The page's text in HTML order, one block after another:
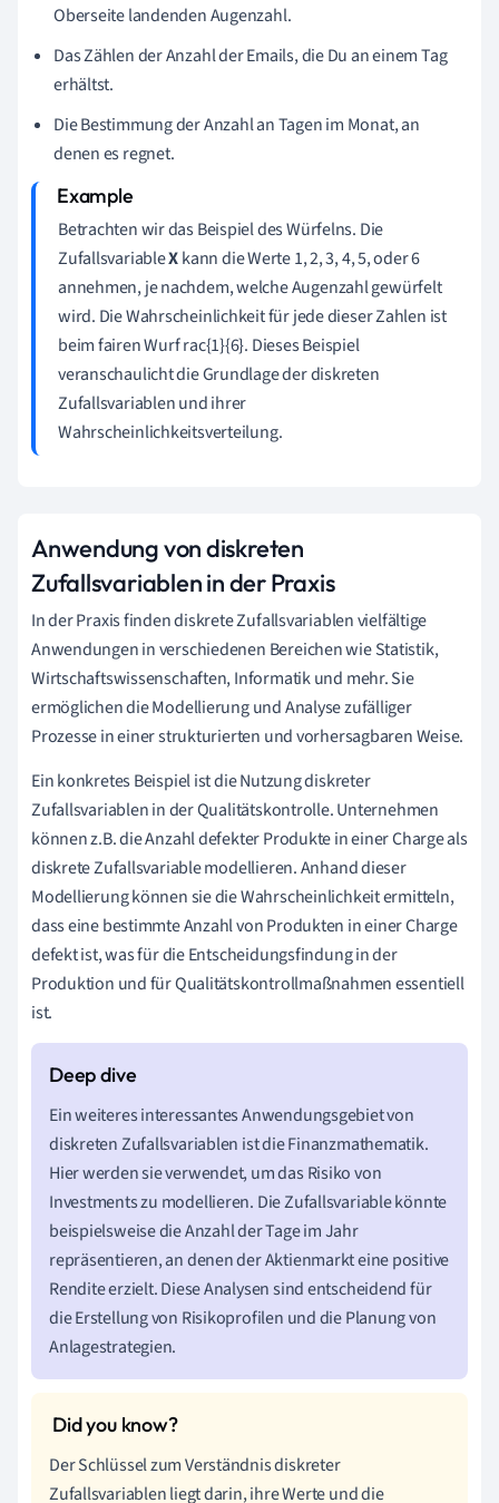
Oberseite landenden Augenzahl.
Das Zählen der Anzahl der Emails, die Du an einem Tag
erhältst.
Die Bestimmung der Anzahl an Tagen im Monat, an
denen es regnet.
Betrachten wir das Beispiel des Würfelns. Die
ZufallsvariableXkann die Werte 1, 2, 3, 4, 5, oder 6
annehmen, je nachdem, welche Augenzahl gewürfelt
wird. Die Wahrscheinlichkeit für jede dieser Zahlen ist
beim fairen Wurf rac{1}{6}. Dieses Beispiel
veranschaulicht die Grundlage der diskreten
Zufallsvariablen und ihrer
Wahrscheinlichkeitsverteilung.
Anwendung von diskreten
Zufallsvariablen in der Praxis
In der Praxis finden diskrete Zufallsvariablen vielfältige
Anwendungen in verschiedenen Bereichen wie Statistik,
Wirtschaftswissenschaften, Informatik und mehr. Sie
ermöglichen die Modellierung und Analyse zufälliger
Prozesse in einer strukturierten und vorhersagbaren Weise.
Ein konkretes Beispiel ist die Nutzung diskreter
Zufallsvariablen in der Qualitätskontrolle. Unternehmen
können z.B. die Anzahl defekter Produkte in einer Charge als
diskrete Zufallsvariable modellieren. Anhand dieser
Modellierung können sie die Wahrscheinlichkeit ermitteln,
dass eine bestimmte Anzahl von Produkten in einer Charge
defekt ist, was für die Entscheidungsfindung in der
Produktion und für Qualitätskontrollmaßnahmen essentiell
ist.
Ein weiteres interessantes Anwendungsgebiet von
diskreten Zufallsvariablen ist die Finanzmathematik.
Hier werden sie verwendet, um das Risiko von
Investments zu modellieren. Die Zufallsvariable könnte
beispielsweise die Anzahl der Tage im Jahr
repräsentieren, an denen der Aktienmarkt eine positive
Rendite erzielt. Diese Analysen sind entscheidend für
die Erstellung von Risikoprofilen und die Planung von
Anlagestrategien.
Der Schlüssel zum Verständnis diskreter
Zufallsvariablen liegt darin, ihre Werte und die